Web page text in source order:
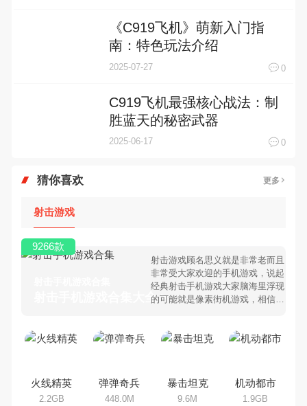
《C919飞机》萌新入门指
南：特色玩法介绍
2025-07-27 0
C919飞机最强核心战法：制
胜蓝天的秘密武器
2025-06-17 0
猜你喜欢 更多
射击游戏
射击手机游戏合集大全 >
射击游戏顾名思义就是非常老而且
非常受大家欢迎的手机游戏，说起
经典射击手机游戏大家脑海里浮现
的可能就是像素街机游戏，相信很
击手机游戏有哪些呢？游戏今天，
集，欢迎大家前来选择下载体验
9266款
火线精英
2.2GB
弹弹奇兵
448.0M
暴击坦克
9.6M
机动都市
1.9GB